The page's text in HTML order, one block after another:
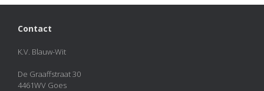
Contact
K.V. Blauw-Wit
De Graaffstraat 30
4461WV Goes